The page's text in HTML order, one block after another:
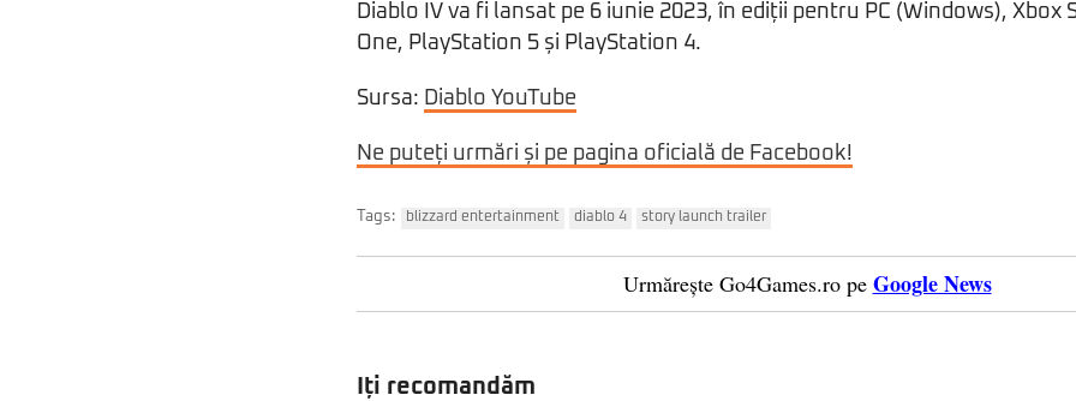
Diablo IV va fi lansat pe 6 iunie 2023, în ediții pentru PC (Windows), Xbox
One, PlayStation 5 și PlayStation 4.
Sursa: Diablo YouTube
Ne puteți urmări și pe pagina oficială de Facebook!
Tags: blizzard entertainment diablo 4 story launch trailer
Urmărește Go4Games.ro pe Google News
Iți recomandăm